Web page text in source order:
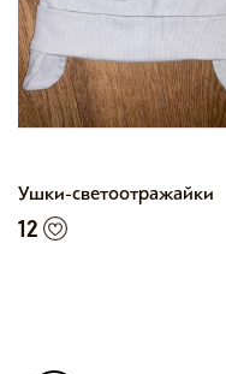
Ушки-светоотражайки
12